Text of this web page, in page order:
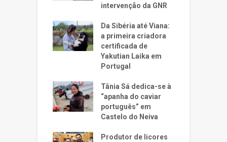
intervenção da GNR
Da Sibéria até Viana:
a primeira criadora
certificada de
Yakutian Laika em
Portugal
Tânia Sá dedica-se à
“apanha do caviar
português” em
Castelo do Neiva
Produtor de licores